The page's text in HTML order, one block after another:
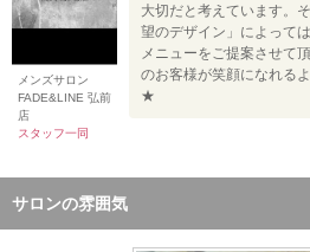
メンズサロン
FADE&LINE 弘前
店
スタッフ一同
大切だと考えています。
望のデザイン」によって
メニューをご提案させて
のお客様が笑顔になれる
★
サロンの雰囲気